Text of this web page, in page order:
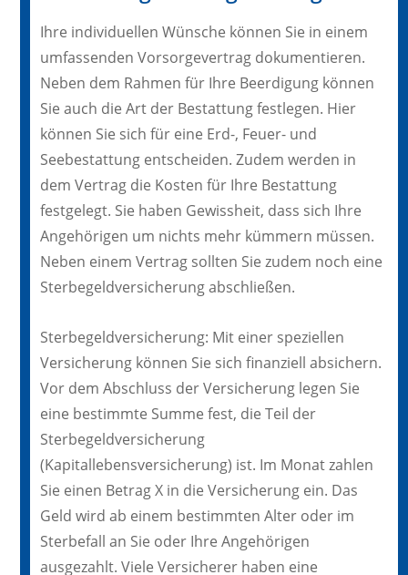
Ihre individuellen Wünsche können Sie in einem
umfassenden Vorsorgevertrag dokumentieren.
Neben dem Rahmen für Ihre Beerdigung können
Sie auch die Art der Bestattung festlegen. Hier
können Sie sich für eine Erd-, Feuer- und
Seebestattung entscheiden. Zudem werden in
dem Vertrag die Kosten für Ihre Bestattung
festgelegt. Sie haben Gewissheit, dass sich Ihre
Angehörigen um nichts mehr kümmern müssen.
Neben einem Vertrag sollten Sie zudem noch eine
Sterbegeldversicherung abschließen.
Sterbegeldversicherung: Mit einer speziellen
Versicherung können Sie sich finanziell absichern.
Vor dem Abschluss der Versicherung legen Sie
eine bestimmte Summe fest, die Teil der
Sterbegeldversicherung
(Kapitallebensversicherung) ist. Im Monat zahlen
Sie einen Betrag X in die Versicherung ein. Das
Geld wird ab einem bestimmten Alter oder im
Sterbefall an Sie oder Ihre Angehörigen
ausgezahlt. Viele Versicherer haben eine